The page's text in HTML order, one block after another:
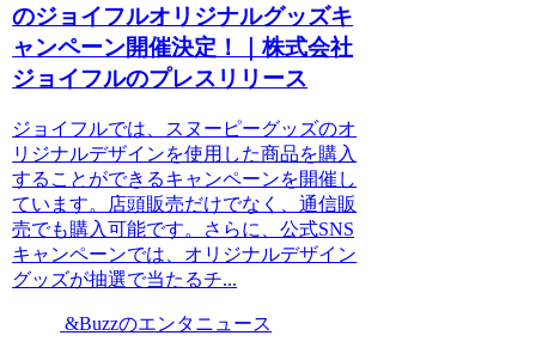
のジョイフルオリジナルグッズキ
ャンペーン開催決定！｜株式会社
ジョイフルのプレスリリース
ジョイフルでは、スヌーピーグッズのオ
リジナルデザインを使用した商品を購入
することができるキャンペーンを開催し
ています。店頭販売だけでなく、通信販
売でも購入可能です。さらに、公式SNS
キャンペーンでは、オリジナルデザイン
グッズが抽選で当たるチ...
&Buzzのエンタニュース